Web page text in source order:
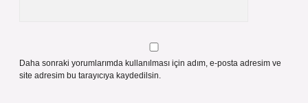
Daha sonraki yorumlarımda kullanılması için adım, e-posta adresim ve
site adresim bu tarayıcıya kaydedilsin.